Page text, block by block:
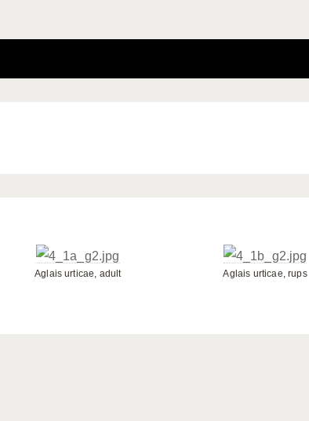
Aglais urticae, adult Aglais urticae, rups